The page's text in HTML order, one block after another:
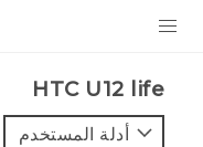
VIVE
HTC U12 life‎
أدلة المستخدم